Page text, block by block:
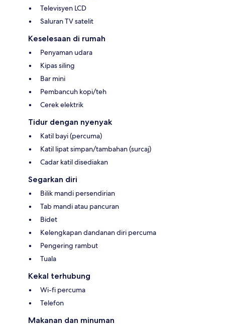
Televisyen LCD
Saluran TV satelit
Keselesaan di rumah
Penyaman udara
Kipas siling
Bar mini
Pembancuh kopi/teh
Cerek elektrik
Tidur dengan nyenyak
Katil bayi (percuma)
Katil lipat simpan/tambahan (surcaj)
Cadar katil disediakan
Segarkan diri
Bilik mandi persendirian
Tab mandi atau pancuran
Bidet
Kelengkapan dandanan diri percuma
Pengering rambut
Tuala
Kekal terhubung
Wi-fi percuma
Telefon
Makanan dan minuman